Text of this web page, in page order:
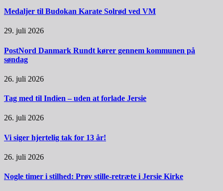
Medaljer til Budokan Karate Solrød ved VM
29. juli 2026
PostNord Danmark Rundt kører gennem kommunen på
søndag
26. juli 2026
Tag med til Indien – uden at forlade Jersie
26. juli 2026
Vi siger hjertelig tak for 13 år!
26. juli 2026
Nogle timer i stilhed: Prøv stille-retræte i Jersie Kirke